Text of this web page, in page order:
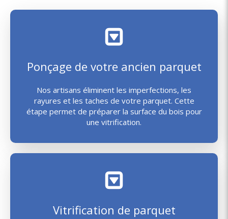
Ponçage de votre ancien parquet
Nos artisans éliminent les imperfections, les
rayures et les taches de votre parquet. Cette
étape permet de préparer la surface du bois pour
une vitrification.
Vitrification de parquet